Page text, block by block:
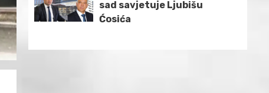
sad savjetuje Ljubišu
Ćosića